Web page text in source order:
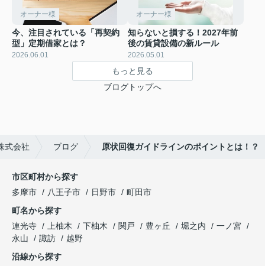
オーナー様
今、注目されている「再契約
型」定期借家とは？
2026.06.01
オーナー様
知らないと損する！2027年前
後の賃貸設備の新ルール
2026.05.01
もっと見る
ブログトップへ
式会社 ブログ 原状回復ガイドラインのポイントとは！？
市区町村から探す
多摩市
八王子市 日野市
町田市
町名から探す
連光寺
上柚木 下柚木 関戸 豊ヶ丘 堀之内
一ノ宮
永山
諏訪
越野
沿線から探す